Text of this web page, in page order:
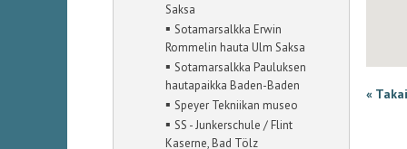
Saksa
▪ Sotamarsalkka Erwin
Rommelin hauta Ulm Saksa
▪ Sotamarsalkka Pauluksen
hautapaikka Baden-Baden
▪ Speyer Tekniikan museo
▪ SS - Junkerschule / Flint
Kaserne, Bad Tölz
«